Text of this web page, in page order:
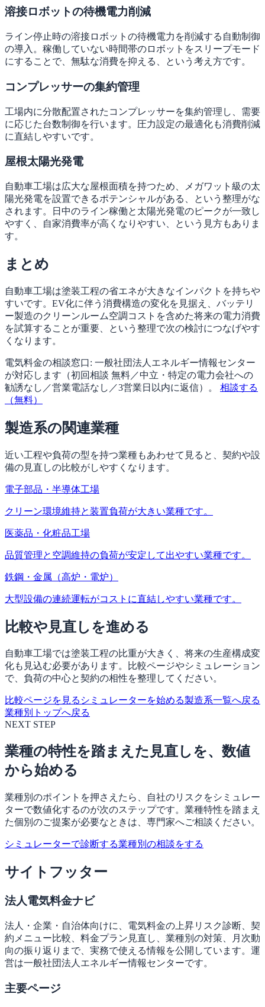
溶接ロボットの待機電力削減
ライン停止時の溶接ロボットの待機電力を削減する自動制御
の導入。稼働していない時間帯のロボットをスリープモード
にすることで、無駄な消費を抑える、という考え方です。
コンプレッサーの集約管理
工場内に分散配置されたコンプレッサーを集約管理し、需要
に応じた台数制御を行います。圧力設定の最適化も消費削減
に直結しやすいです。
屋根太陽光発電
自動車工場は広大な屋根面積を持つため、メガワット級の太
陽光発電を設置できるポテンシャルがある、という整理がな
されます。日中のライン稼働と太陽光発電のピークが一致し
やすく、自家消費率が高くなりやすい、という見方もありま
す。
まとめ
自動車工場は塗装工程の省エネが大きなインパクトを持ちや
すいです。EV化に伴う消費構造の変化を見据え、バッテリ
ー製造のクリーンルーム空調コストを含めた将来の電力消費
を試算することが重要、という整理で次の検討につなげやす
くなります。
電気料金の相談窓口: 一般社団法人エネルギー情報センター
が対応します（初回相談 無料／中立・特定の電力会社への
勧誘なし／営業電話なし／3営業日以内に返信）。
相談する
（無料）
製造系の関連業種
近い工程や負荷の型を持つ業種もあわせて見ると、契約や設
備の見直しの比較がしやすくなります。
電子部品・半導体工場
クリーン環境維持と装置負荷が大きい業種です。
医薬品・化粧品工場
品質管理と空調維持の負荷が安定して出やすい業種です。
鉄鋼・金属（高炉・電炉）
大型設備の連続運転がコストに直結しやすい業種です。
比較や見直しを進める
自動車工場では塗装工程の比重が大きく、将来の生産構成変
化も見込む必要があります。比較ページやシミュレーション
で、負荷の中心と契約の相性を整理してください。
比較ページを見る シミュレーターを始める製造系一覧へ戻る
業種別トップへ戻る
NEXT STEP
業種の特性を踏まえた見直しを、数値
から始める
業種別のポイントを押さえたら、自社のリスクをシミュレー
ターで数値化するのが次のステップです。業種特性を踏まえ
た個別のご提案が必要なときは、専門家へご相談ください。
シミュレーターで診断する業種別の相談をする
サイトフッター
法人電気料金ナビ
法人・企業・自治体向けに、電気料金の上昇リスク診断、契
約メニュー比較、料金プラン見直し、業種別の対策、月次動
向の振り返りまで、実務で使える情報を公開しています。運
営は一般社団法人エネルギー情報センターです。
主要ページ